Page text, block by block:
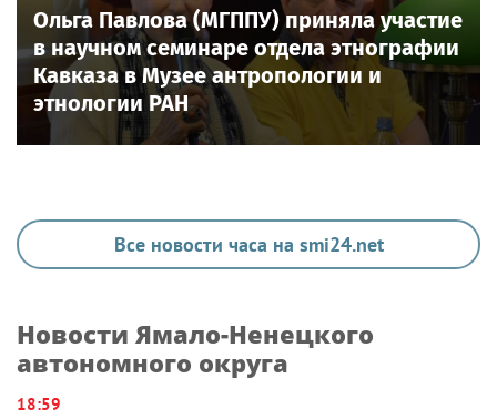
Ольга Павлова (МГППУ) приняла участие
в научном семинаре отдела этнографии
Кавказа в Музее антропологии и
этнологии РАН
Все новости часа на smi24.net
Новости Ямало-Ненецкого
автономного округа
18:59